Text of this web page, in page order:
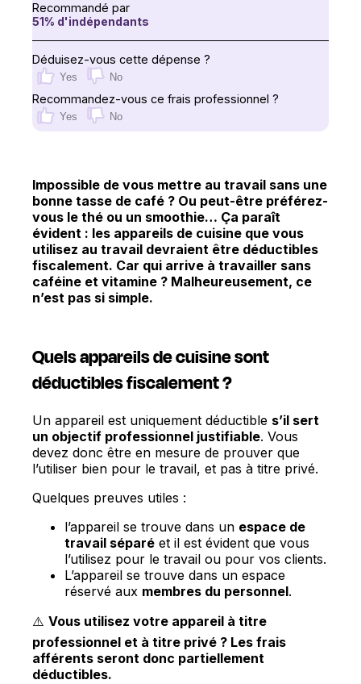
Recommandé par
51% d'indépendants
Déduisez-vous cette dépense ?
Yes No
Recommandez-vous ce frais professionnel ?
Yes No
Impossible de vous mettre au travail sans une
bonne tasse de café ? Ou peut-être préférez-
vous le thé ou un smoothie… Ça paraît
évident : les appareils de cuisine que vous
utilisez au travail devraient être déductibles
fiscalement. Car qui arrive à travailler sans
caféine et vitamine ? Malheureusement, ce
n’est pas si simple.
Quels appareils de cuisine sont
déductibles fiscalement ?
Un appareil est uniquement déductible s’il sert
un objectif professionnel justifiable. Vous
devez donc être en mesure de prouver que
l’utiliser bien pour le travail, et pas à titre privé.
Quelques preuves utiles :
l’appareil se trouve dans un espace de
travail séparé et il est évident que vous
l’utilisez pour le travail ou pour vos clients.
L’appareil se trouve dans un espace
réservé aux membres du personnel.
⚠️ Vous utilisez votre appareil à titre
professionnel et à titre privé ? Les frais
afférents seront donc partiellement
déductibles.